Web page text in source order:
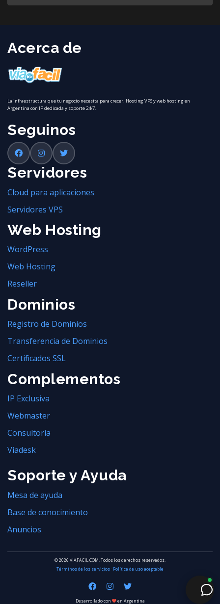
Acerca de
La infraestructura que tu negocio necesita para crecer. Hosting VPS y web hosting en
Argentina con IP dedicada y soporte 24/7.
Seguinos
Servidores
Cloud para aplicaciones
Servidores VPS
Web Hosting
WordPress
Web Hosting
Reseller
Dominios
Registro de Dominios
Transferencia de Dominios
Certificados SSL
Complementos
IP Exclusiva
Webmaster
Consultoría
Viadesk
Soporte y Ayuda
Mesa de ayuda
Base de conocimiento
Anuncios
© 2026 VIAFACIL.COM. Todos los derechos reservados.
Términos de los servicios· Política de uso aceptable
Desarrollado con en Argentina